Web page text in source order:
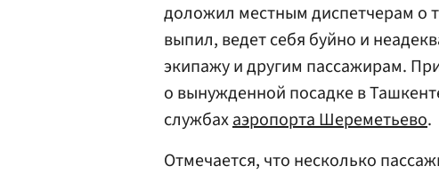
доложил местным диспетчерам о
выпил, ведет себя буйно и
экипажу и другим пассажирам.
о вынужденной посадке в
службахаэропорта Шереметьево.
Отмечается, что несколько